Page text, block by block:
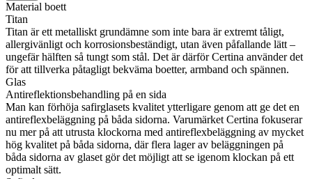
Material boett
Titan
Titan är ett metalliskt grundämne som inte bara är extremt tåligt,
allergivänligt och korrosionsbeständigt, utan även påfallande lätt –
ungefär hälften så tungt som stål. Det är därför Certina använder det
för att tillverka påtagligt bekväma boetter, armband och spännen.
Glas
Antireflektionsbehandling på en sida
Man kan förhöja safirglasets kvalitet ytterligare genom att ge det en
antireflexbeläggning på båda sidorna. Varumärket Certina fokuserar
nu mer på att utrusta klockorna med antireflexbeläggning av mycket
hög kvalitet på båda sidorna, där flera lager av beläggningen på
båda sidorna av glaset gör det möjligt att se igenom klockan på ett
optimalt sätt.